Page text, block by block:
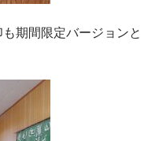
期間限定バージョンと